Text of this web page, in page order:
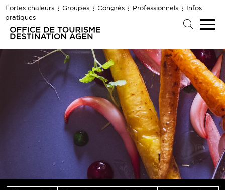
Fortes chaleurs Groupes Congrès Professionnels
Infos
pratiques